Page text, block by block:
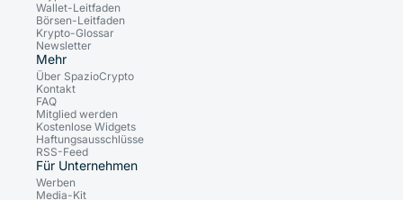
Wallet-Leitfaden
Börsen-Leitfaden
Krypto-Glossar
Newsletter
Mehr
Über SpazioCrypto
Kontakt
FAQ
Mitglied werden
Kostenlose Widgets
Haftungsausschlüsse
RSS-Feed
Für Unternehmen
Werben
Media-Kit